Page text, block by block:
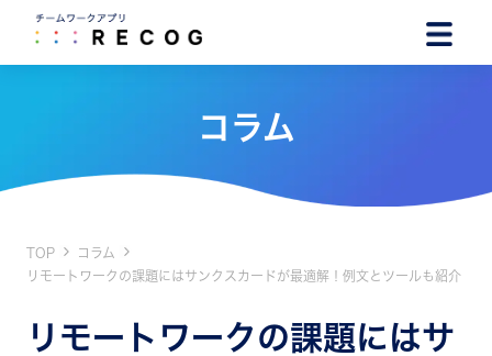
コラム
TOP
コラム
リモートワークの課題にはサンクスカードが最適解！例文とツールも紹介
リモートワークの課題にはサ